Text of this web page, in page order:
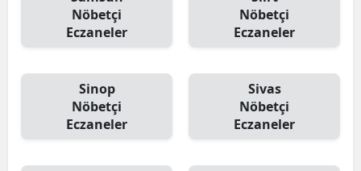
Nöbetçi
Eczaneler
Nöbetçi
Eczaneler
Sinop
Nöbetçi
Eczaneler
Sivas
Nöbetçi
Eczaneler